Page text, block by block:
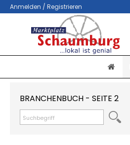
Anmelden / Registrieren
BRANCHENBUCH - SEITE 2